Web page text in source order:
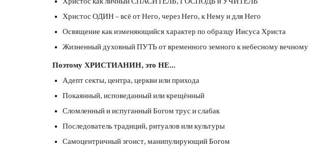
Христос ОДИН – всё от Него, через Него, к Нему и для Него
Освящение как изменяющийся характер по образцу Иисуса Христа
Жизненный духовный ПУТЬ от временного земного к небесному вечному
Поэтому ХРИСТИАНИН, это НЕ...
Адепт секты, центра, церкви или прихода
Покаянный, исповеданный или крещённый
Сломленный и испуганный Богом трус и слабак
Последователь традиций, ритуалов или культуры
Самоцентричный эгоист, манипулирующий Богом